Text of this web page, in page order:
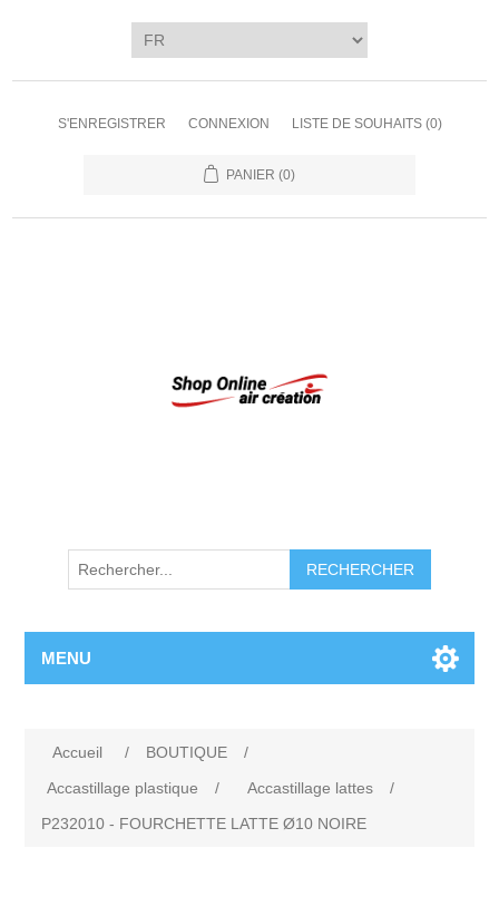
S'ENREGISTRER CONNEXION LISTE DE SOUHAITS (0)
PANIER (0)
RECHERCHER
MENU
Accueil / BOUTIQUE
/
Accastillage plastique
/ Accastillage lattes
/
P232010 - FOURCHETTE LATTE Ø10 NOIRE